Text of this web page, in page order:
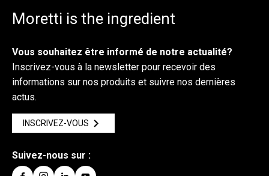
Moretti is the ingredient
Vous souhaitez être informé de notre actualité?
Inscrivez-vous à la newsletter pour recevoir des
informations sur nos produits et suivre nos dernières
actus.
INSCRIVEZ-VOUS
Suivez-nous sur :